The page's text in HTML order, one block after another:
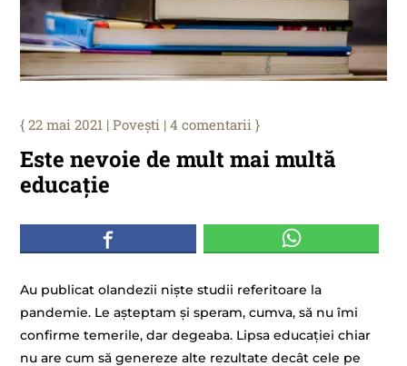
Este nevoie de mult mai multă
educație
22 mai 2021 |Povești |4 comentarii
Au publicat olandezii niște studii referitoare la
pandemie. Le așteptam și speram, cumva, să nu îmi
confirme temerile, dar degeaba. Lipsa educației chiar
nu are cum să genereze alte rezultate decât cele pe